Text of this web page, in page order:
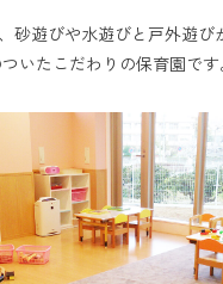
砂遊びや水遊びと戸外遊び
いたこだわりの保育園です